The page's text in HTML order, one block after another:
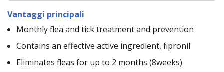
Vantaggi principali
Monthly flea and tick treatment and prevention
Contains an effective active ingredient, fipronil
Eliminates fleas for up to 2 months (8weeks)